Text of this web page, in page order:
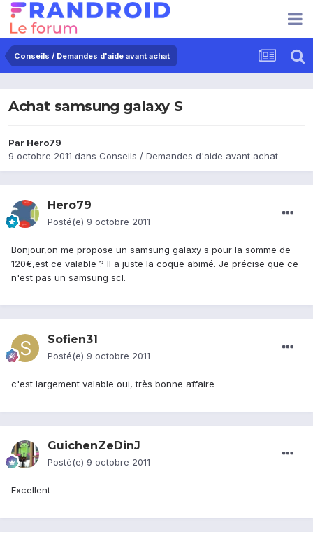
Conseils / Demandes d'aide avant achat
Achat samsung galaxy S
Par Hero79
9 octobre 2011 dans Conseils / Demandes d'aide avant achat
Hero79
Posté(e) 9 octobre 2011
Bonjour,on me propose un samsung galaxy s pour la somme de
120€,est ce valable ? Il a juste la coque abimé. Je précise que ce
n'est pas un samsung scl.
Sofien31
Posté(e) 9 octobre 2011
c'est largement valable oui, très bonne affaire
GuichenZeDinJ
Posté(e) 9 octobre 2011
Excellent